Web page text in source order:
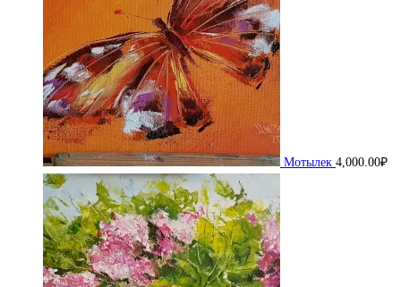
Мотылек 4,000.00₽